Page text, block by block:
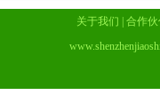
关于我们
合作